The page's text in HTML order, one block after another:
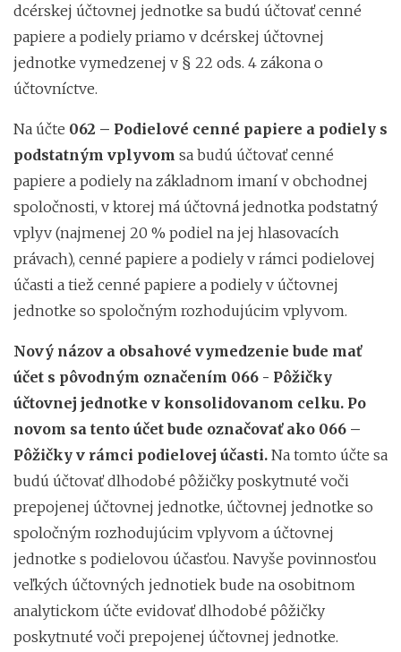
dcérskej účtovnej jednotke sa budú účtovať cenné
papiere a podiely priamo v dcérskej účtovnej
jednotke vymedzenej v § 22 ods. 4 zákona o
účtovníctve.
Na účte 062 – Podielové cenné papiere a podiely s
podstatným vplyvom sa budú účtovať cenné
papiere a podiely na základnom imaní v obchodnej
spoločnosti, v ktorej má účtovná jednotka podstatný
vplyv (najmenej 20 % podiel na jej hlasovacích
právach), cenné papiere a podiely v rámci podielovej
účasti a tiež cenné papiere a podiely v účtovnej
jednotke so spoločným rozhodujúcim vplyvom.
Nový názov a obsahové vymedzenie bude mať
účet s pôvodným označením 066 - Pôžičky
účtovnej jednotke v konsolidovanom celku. Po
novom sa tento účet bude označovať ako 066 –
Pôžičky v rámci podielovej účasti. Na tomto účte sa
budú účtovať dlhodobé pôžičky poskytnuté voči
prepojenej účtovnej jednotke, účtovnej jednotke so
spoločným rozhodujúcim vplyvom a účtovnej
jednotke s podielovou účasťou. Navyše povinnosťou
veľkých účtovných jednotiek bude na osobitnom
analytickom účte evidovať dlhodobé pôžičky
poskytnuté voči prepojenej účtovnej jednotke.